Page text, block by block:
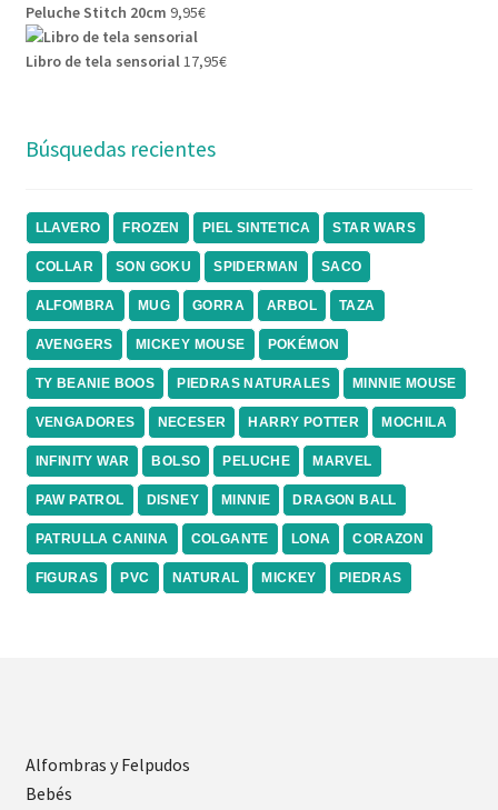
Peluche Stitch 20cm 9,95€
Libro de tela sensorial17,95€
Búsquedas recientes
LLAVERO FROZEN PIEL SINTETICA STAR WARS
COLLAR SON GOKU SPIDERMAN SACO
ALFOMBRA MUG GORRA ARBOL TAZA
AVENGERS MICKEY MOUSE POKÉMON
TY BEANIE BOOS PIEDRAS NATURALES MINNIE MOUSE
VENGADORES NECESER HARRY POTTER MOCHILA
INFINITY WAR BOLSO PELUCHE MARVEL
PAW PATROL DISNEY MINNIE DRAGON BALL
PATRULLA CANINA COLGANTE LONA CORAZON
FIGURAS PVC NATURAL MICKEY PIEDRAS
Alfombras y Felpudos
Bebés